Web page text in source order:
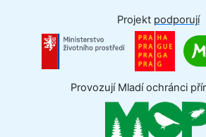
Projekt podporují
Provozují Mladí ochránci